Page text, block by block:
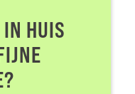
HUIS